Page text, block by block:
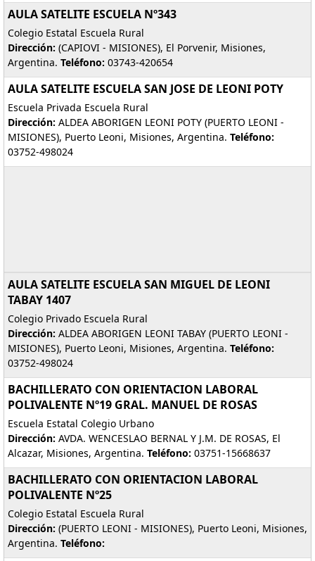
AULA SATELITE ESCUELA Nº343
Colegio Estatal Escuela Rural
Dirección: (CAPIOVI - MISIONES), El Porvenir, Misiones,
Argentina. Teléfono: 03743-420654
AULA SATELITE ESCUELA SAN JOSE DE LEONI POTY
Escuela Privada Escuela Rural
Dirección: ALDEA ABORIGEN LEONI POTY (PUERTO LEONI -
MISIONES), Puerto Leoni, Misiones, Argentina. Teléfono:
03752-498024
AULA SATELITE ESCUELA SAN MIGUEL DE LEONI
TABAY 1407
Colegio Privado Escuela Rural
Dirección: ALDEA ABORIGEN LEONI TABAY (PUERTO LEONI -
MISIONES), Puerto Leoni, Misiones, Argentina. Teléfono:
03752-498024
BACHILLERATO CON ORIENTACION LABORAL
POLIVALENTE Nº19 GRAL. MANUEL DE ROSAS
Escuela Estatal Colegio Urbano
Dirección: AVDA. WENCESLAO BERNAL Y J.M. DE ROSAS, El
Alcazar, Misiones, Argentina. Teléfono: 03751-15668637
BACHILLERATO CON ORIENTACION LABORAL
POLIVALENTE Nº25
Colegio Estatal Escuela Rural
Dirección: (PUERTO LEONI - MISIONES), Puerto Leoni, Misiones,
Argentina. Teléfono: